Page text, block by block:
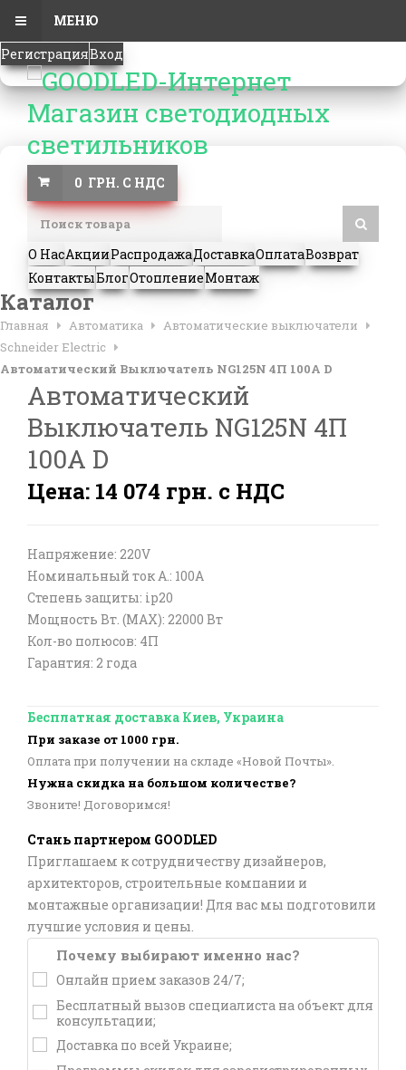
МЕНЮ
РегистрацияВход
0 ГРН. С НДС
О НасАкцииРаспродажаДоставкаОплатаВозврат
КонтактыБлогОтоплениеМонтаж
Каталог
Главная Автоматика
Автоматические выключатели
Schneider Electric
Автоматический Выключатель NG125N 4П 100A D
Автоматический
Выключатель NG125N 4П
100A D
Цена: 14 074 грн. с НДС
Напряжение: 220V
Номинальный ток А.: 100A
Степень защиты: ip20
Мощность Вт. (МАХ): 22000 Вт
Кол-во полюсов: 4П
Гарантия: 2 года
Бесплатная доставка Киев, Украина
При заказе от 1000 грн.
Оплата при получении на складе «Новой Почты».
Нужна скидка на большом количестве?
Звоните! Договоримся!
Стань партнером GOODLED
Приглашаем к сотрудничеству дизайнеров,
архитекторов, строительные компании и
монтажные организации! Для вас мы подготовили
лучшие условия и цены.
Почему выбирают именно нас?
Онлайн прием заказов 24/7;
Бесплатный вызов специалиста на объект для
консультации;
Доставка по всей Украине;